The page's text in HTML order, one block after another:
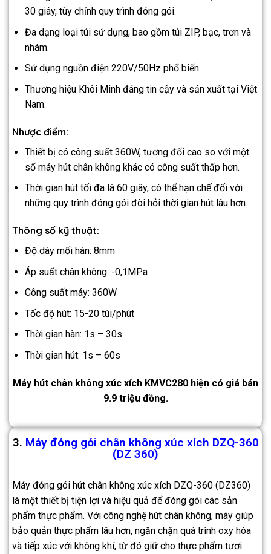
30 giây, tùy chỉnh quy trình đóng gói.
Đa dạng loại túi sử dụng, bao gồm túi ZIP, bạc, trơn và
nhám.
Sử dụng nguồn điện 220V/50Hz phổ biến.
Thương hiệu Khôi Minh đáng tin cậy và sản xuất tại Việt
Nam.
Nhược điểm:
Thiết bị có công suất 360W, tương đối cao so với một
số máy hút chân không khác có công suất thấp hơn.
Thời gian hút tối đa là 60 giây, có thể hạn chế đối với
những quy trình đóng gói đòi hỏi thời gian hút lâu hơn.
Thông số kỹ thuật:
Độ dày mối hàn: 8mm
Áp suất chân không: -0,1MPa
Công suất máy: 360W
Tốc độ hút: 15-20 túi/phút
Thời gian hàn: 1s – 30s
Thời gian hút: 1s – 60s
Máy hút chân không xúc xích KMVC280 hiện có giá bán
9.9 triệu đồng.
3. Máy đóng gói chân không xúc xích DZQ-360
(DZ 360)
Máy đóng gói hút chân không xúc xích DZQ-360 (DZ360)
là một thiết bị tiện lợi và hiệu quả để đóng gói các sản
phẩm thực phẩm. Với công nghệ hút chân không, máy giúp
bảo quản thực phẩm lâu hơn, ngăn chặn quá trình oxy hóa
và tiếp xúc với không khí, từ đó giữ cho thực phẩm tươi